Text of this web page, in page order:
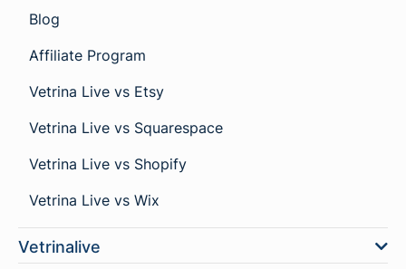
Blog
Affiliate Program
Vetrina Live vs Etsy
Vetrina Live vs Squarespace
Vetrina Live vs Shopify
Vetrina Live vs Wix
Vetrinalive